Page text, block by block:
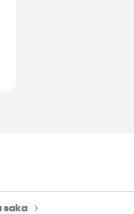
saka